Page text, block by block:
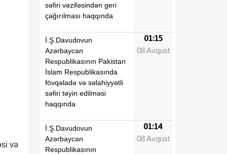
və
səfiri vəzifəsindən geri
çağırılması haqqında
İ.Ş.Davudovun
Azərbaycan
Respublikasının Pakistan
İslam Respublikasında
fövqəladə və səlahiyyətli
səfiri təyin edilməsi
haqqında
01:15
08 Avqust
İ.Ş.Davudovun
Azərbaycan
Respublikasının
01:14
08 Avqust